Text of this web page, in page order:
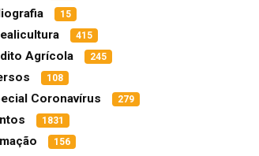
15
415
Agrícola 245
108
Coronavírus 279
1831
156